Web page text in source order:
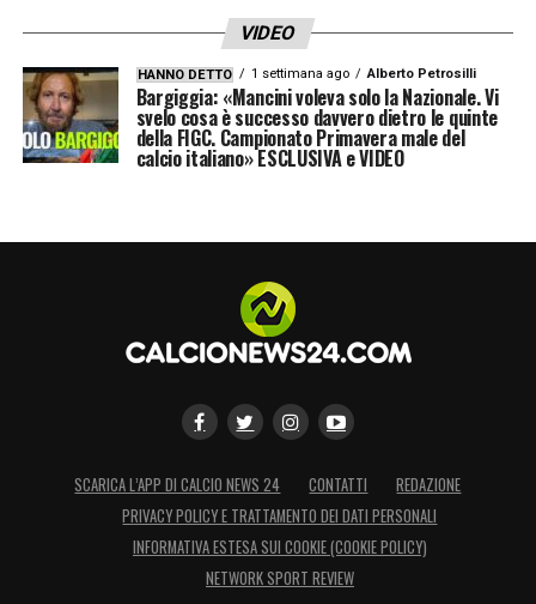
VIDEO
HANNO DETTO 1 settimana ago Alberto Petrosilli
Bargiggia: «Mancini voleva solo la Nazionale. Vi
svelo cosa è successo davvero dietro le quinte
della FIGC. Campionato Primavera male del
calcio italiano» ESCLUSIVA e VIDEO
SCARICA L’APP DI CALCIO NEWS 24 CONTATTI
REDAZIONE
PRIVACY POLICY E TRATTAMENTO DEI DATI PERSONALI
INFORMATIVA ESTESA SUI COOKIE (COOKIE POLICY)
NETWORK SPORT REVIEW